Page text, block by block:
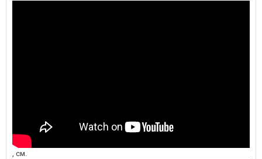
, см.